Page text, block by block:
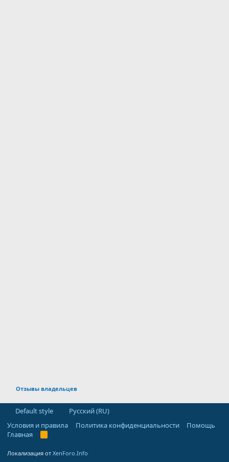
Отзывы владельцев
Default style
Русский (RU)
Условия и правила
Политика конфиденциальности
Помощь
Главная
R
Локализация от XenForo.Info